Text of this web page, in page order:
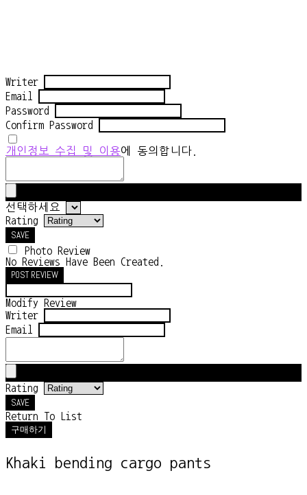
Writer
Email
Password
Confirm Password
개인정보 수집 및 이용에 동의합니다.
선택하세요
Rating
SAVE
Photo Review
No Reviews Have Been Created.
POST REVIEW
Modify Review
Writer
Email
Rating
SAVE
Return To List
구매하기
Khaki bending cargo pants